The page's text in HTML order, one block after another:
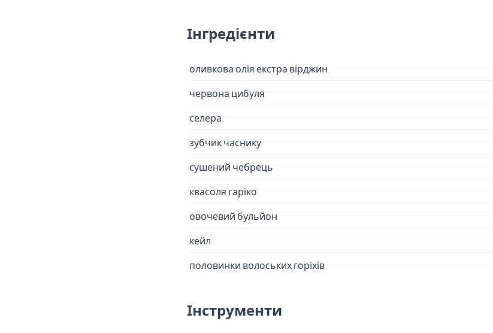
Інгредієнти
оливкова олія екстра вірджин
червона цибуля
селера
зубчик часнику
сушений чебрець
квасоля гаріко
овочевий бульйон
кейл
половинки волоських горіхів
Інструменти